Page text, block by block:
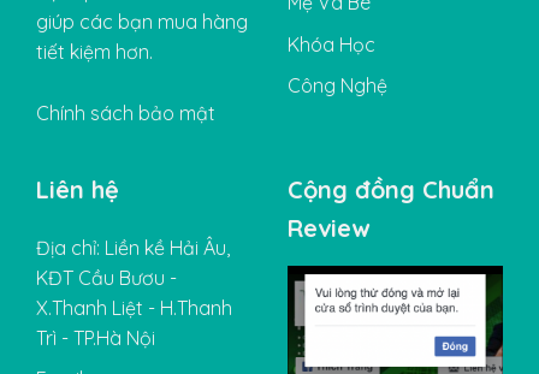
giúp các bạn mua hàng
tiết kiệm hơn.
Chính sách bảo mật
Khóa Học
Công Nghệ
Liên hệ
Địa chỉ: Liền kề Hải Âu,
KĐT Cầu Bươu -
X.Thanh Liệt - H.Thanh
Trì - TP.Hà Nội
Cộng đồng Chuẩn
Review